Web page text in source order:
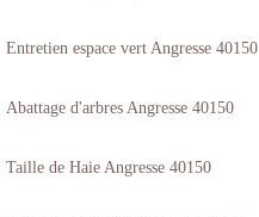
Entretien espace vert Angresse 40150
Abattage d'arbres Angresse 40150
Taille de Haie Angresse 40150